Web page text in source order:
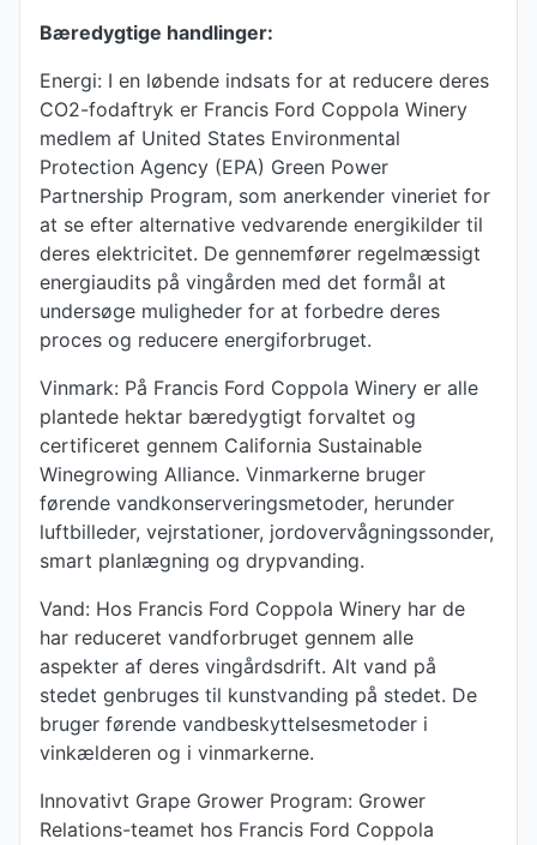
Bæredygtige handlinger:
Energi: I en løbende indsats for at reducere deres
CO2-fodaftryk er Francis Ford Coppola Winery
medlem af United States Environmental
Protection Agency (EPA) Green Power
Partnership Program, som anerkender vineriet for
at se efter alternative vedvarende energikilder til
deres elektricitet. De gennemfører regelmæssigt
energiaudits på vingården med det formål at
undersøge muligheder for at forbedre deres
proces og reducere energiforbruget.
Vinmark: På Francis Ford Coppola Winery er alle
plantede hektar bæredygtigt forvaltet og
certificeret gennem California Sustainable
Winegrowing Alliance. Vinmarkerne bruger
førende vandkonserveringsmetoder, herunder
luftbilleder, vejrstationer, jordovervågningssonder,
smart planlægning og drypvanding.
Vand: Hos Francis Ford Coppola Winery har de
har reduceret vandforbruget gennem alle
aspekter af deres vingårdsdrift. Alt vand på
stedet genbruges til kunstvanding på stedet. De
bruger førende vandbeskyttelsesmetoder i
vinkælderen og i vinmarkerne.
Innovativt Grape Grower Program: Grower
Relations-teamet hos Francis Ford Coppola